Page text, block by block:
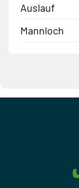
Auslauf
Mannloch